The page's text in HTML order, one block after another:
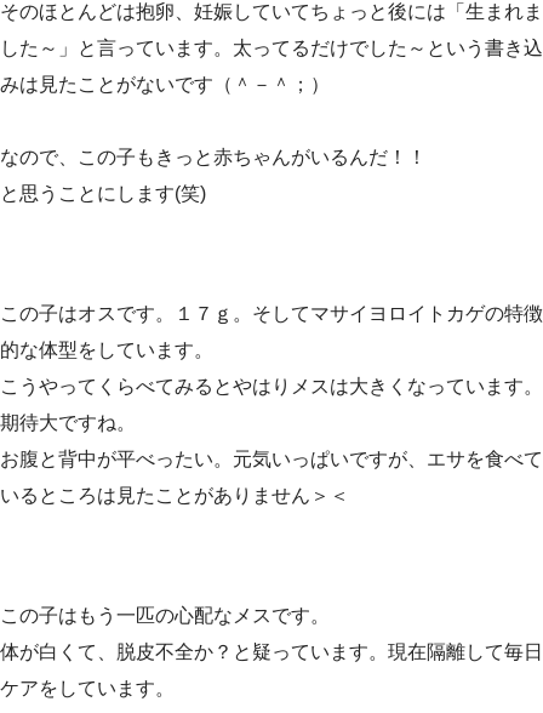
そのほとんどは抱卵、妊娠していてちょっと後には「生まれま
した～」と言っています。太ってるだけでした～という書き込
みは見たことがないです（＾－＾；）
なので、この子もきっと赤ちゃんがいるんだ！！
と思うことにします(笑)
この子はオスです。１７ｇ。そしてマサイヨロイトカゲの特徴
的な体型をしています。
こうやってくらべてみるとやはりメスは大きくなっています。
期待大ですね。
お腹と背中が平べったい。元気いっぱいですが、エサを食べて
いるところは見たことがありません＞＜
この子はもう一匹の心配なメスです。
体が白くて、脱皮不全か？と疑っています。現在隔離して毎日
ケアをしています。